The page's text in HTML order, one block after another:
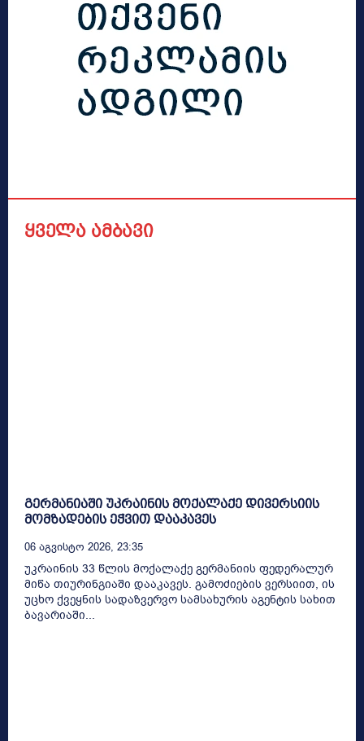
ყველა ამბავი
გერმანიაში უკრაინის მოქალაქე დივერსიის
მომზადების ეჭვით დააკავეს
06 Აგვისტო 2026, 23:35
უკრაინის 33 წლის მოქალაქე გერმანიის ფედერალურ
მიწა თიურინგიაში დააკავეს. გამოძიების ვერსიით, ის
უცხო ქვეყნის სადაზვერვო სამსახურის აგენტის სახით
ბავარიაში...